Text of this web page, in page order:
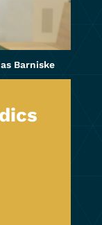
Barniske